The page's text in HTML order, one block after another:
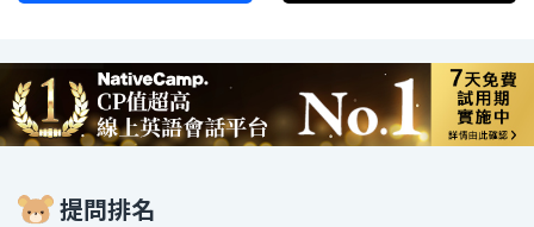
提問排名